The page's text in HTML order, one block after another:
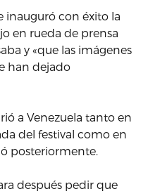
inauguró con éxito la
en rueda de prensa
y «que las imágenes
han dejado
a Venezuela tanto en
del festival como en
posteriormente.
después pedir que